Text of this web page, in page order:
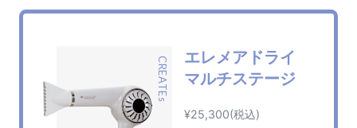
CREATEs
エレメアドライ
マルチステージ
¥25,300(税込)